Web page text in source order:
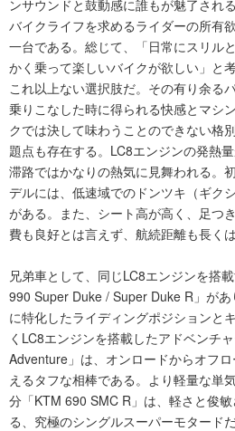
ンサウンドと鼓動感に誰もが魅了され
バイクライフを求めるライダーの所有
一台である。総じて、「日常にスリル
かく乗って楽しいバイクが欲しい」と
これ以上ない選択肢だ。その有り余る
乗りこなした時に得られる快感とマシ
クでは決して味わうことのできない格
題点も存在する。LC8エンジンの発熱
滞路ではかなりの熱気に見舞われる。
デルには、低速域でのドンツキ（ギク
がある。また、シート高が高く、足つ
費も良好とは言えず、航続距離も長くは
兄弟車として、同じLC8エンジンを搭
990 Super Duke / Super Duke R」が
に特化したライディングポジションと
くLC8エンジンを搭載したアドベンチ
Adventure」は、オンロードからオフ
えるタフな相棒である。より軽量な単
分「KTM 690 SMC R」は、軽さと俊
る、究極のシングルスーパーモタード